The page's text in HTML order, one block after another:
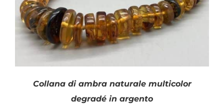
Collana di ambra naturale multicolor
degradé in argento